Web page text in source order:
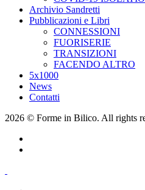
Archivio Sandretti
Pubblicazioni e Libri
CONNESSIONI
FUORISERIE
TRANSIZIONI
FACENDO ALTRO
5x1000
News
Contatti
2026 © Forme in Bilico. All rights